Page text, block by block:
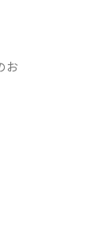
お